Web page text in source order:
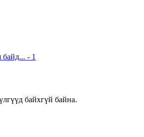
- 1
байхгүй байна.